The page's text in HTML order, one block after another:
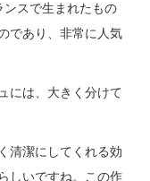
スで生まれたもの
であり、非常に人気
には、大きく分けて
清潔にしてくれる効
しいですね。この作